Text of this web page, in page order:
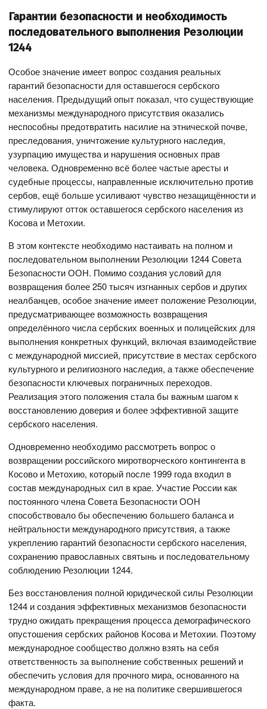
Гарантии безопасности и необходимость
последовательного выполнения Резолюции
1244
Особое значение имеет вопрос создания реальных
гарантий безопасности для оставшегося сербского
населения. Предыдущий опыт показал, что существующие
механизмы международного присутствия оказались
неспособны предотвратить насилие на этнической почве,
преследования, уничтожение культурного наследия,
узурпацию имущества и нарушения основных прав
человека. Одновременно всё более частые аресты и
судебные процессы, направленные исключительно против
сербов, ещё больше усиливают чувство незащищённости и
стимулируют отток оставшегося сербского населения из
Косова и Метохии.
В этом контексте необходимо настаивать на полном и
последовательном выполнении Резолюции 1244 Совета
Безопасности ООН. Помимо создания условий для
возвращения более 250 тысяч изгнанных сербов и других
неалбанцев, особое значение имеет положение Резолюции,
предусматривающее возможность возвращения
определённого числа сербских военных и полицейских для
выполнения конкретных функций, включая взаимодействие
с международной миссией, присутствие в местах сербского
культурного и религиозного наследия, а также обеспечение
безопасности ключевых пограничных переходов.
Реализация этого положения стала бы важным шагом к
восстановлению доверия и более эффективной защите
сербского населения.
Одновременно необходимо рассмотреть вопрос о
возвращении российского миротворческого контингента в
Косово и Метохию, который после 1999 года входил в
состав международных сил в крае. Участие России как
постоянного члена Совета Безопасности ООН
способствовало бы обеспечению большего баланса и
нейтральности международного присутствия, а также
укреплению гарантий безопасности сербского населения,
сохранению православных святынь и последовательному
соблюдению Резолюции 1244.
Без восстановления полной юридической силы Резолюции
1244 и создания эффективных механизмов безопасности
трудно ожидать прекращения процесса демографического
опустошения сербских районов Косова и Метохии. Поэтому
международное сообщество должно взять на себя
ответственность за выполнение собственных решений и
обеспечить условия для прочного мира, основанного на
международном праве, а не на политике свершившегося
факта.